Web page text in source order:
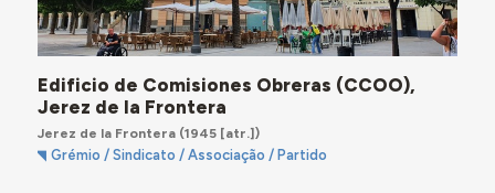
Edificio de Comisiones Obreras (CCOO),
Jerez de la Frontera
Jerez de la Frontera(1945 [atr.])
Grémio / Sindicato / Associação / Partido